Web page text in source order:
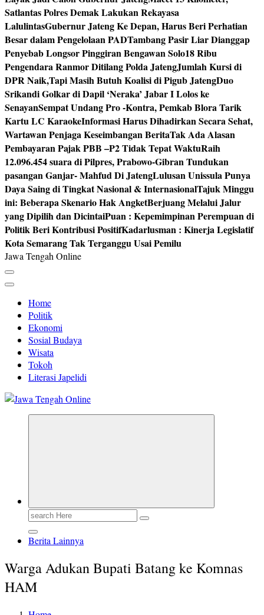
Satlantas Polres Demak Lakukan Rekayasa
LalulintasGubernur Jateng Ke Depan, Harus Beri Perhatian
Besar dalam Pengelolaan PADTambang Pasir Liar Dianggap
Penyebab Longsor Pinggiran Bengawan Solo18 Ribu
Pengendara Ranmor Ditilang Polda JatengJumlah Kursi di
DPR Naik,Tapi Masih Butuh Koalisi di Pigub JatengDuo
Srikandi Golkar di Dapil ‘Neraka’ Jabar I Lolos ke
SenayanSempat Undang Pro -Kontra, Pemkab Blora Tarik
Kartu LC KaraokeInformasi Harus Dihadirkan Secara Sehat,
Wartawan Penjaga Keseimbangan BeritaTak Ada Alasan
Pembayaran Pajak PBB –P2 Tidak Tepat WaktuRaih
12.096.454 suara di Pilpres, Prabowo-Gibran Tundukan
pasangan Ganjar- Mahfud Di JatengLulusan Unissula Punya
Daya Saing di Tingkat Nasional & InternasionalTajuk Minggu
ini: Beberapa Skenario Hak AngketBerjuang Melalui Jalur
yang Dipilih dan DicintaiPuan : Kepemimpinan Perempuan di
Politik Beri Kontribusi PositifKadarlusman : Kinerja Legislatif
Kota Semarang Tak Terganggu Usai Pemilu
Jawa Tengah Online
Home
Politik
Ekonomi
Sosial Budaya
Wisata
Tokoh
Literasi Japelidi
Search
Berita Lainnya
Warga Adukan Bupati Batang ke Komnas
HAM